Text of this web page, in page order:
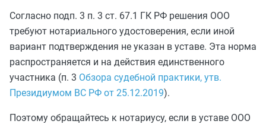
Согласно подп. 3 п. 3 ст. 67.1 ГК РФ решения ООО
требуют нотариального удостоверения, если иной
вариант подтверждения не указан в уставе. Эта норма
распространяется и на действия единственного
участника (п. 3 Обзора судебной практики, утв.
Президиумом ВС РФ от 25.12.2019).
Поэтому обращайтесь к нотариусу, если в уставе ООО